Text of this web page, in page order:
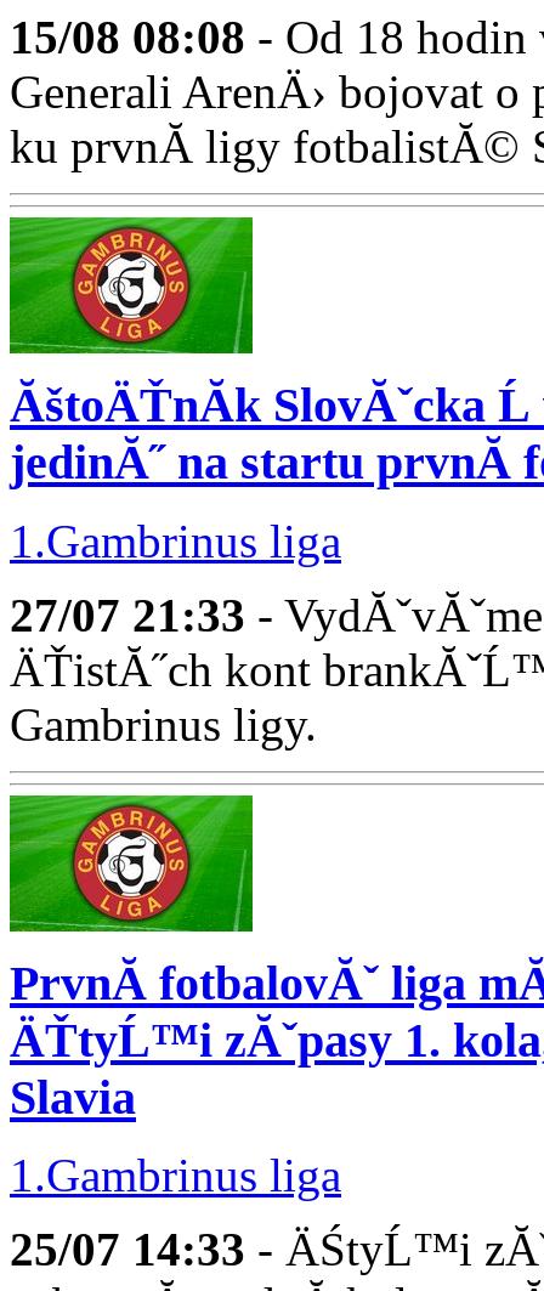
15/08 08:08 - Od 18
Generali ArenÄ› bojovat
ku prvnĂ­ ligy fotbalistĂ©
ĂštoÄŤnĂ­k SlovĂˇcka
jedinĂ˝ na startu prvnĂ­
1.Gambrinus liga
27/07 21:33 -
ÄŤistĂ˝ch kont
Gambrinus ligy.
PrvnĂ­ fotbalovĂˇ liga
ÄŤtyĹ™i zĂˇpasy 1.
Slavia
1.Gambrinus liga
25/07 14:33 - ÄŚtyĹ™i